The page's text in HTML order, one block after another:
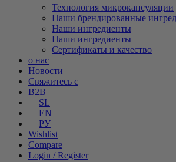
Технология микрокапсуляции
Наши брендированные
Наши ингредиенты
Наши ингредиенты
Сертификаты и качество
о нас
Новости
Свяжитесь с
B2B
SL
EN
РУ
Wishlist
Compare
Login / Register